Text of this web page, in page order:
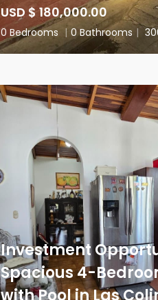
USD $ 180,000.00
0 Bedrooms | 0 Bathrooms |
Investment
Spacious 4-
with Pool in Las